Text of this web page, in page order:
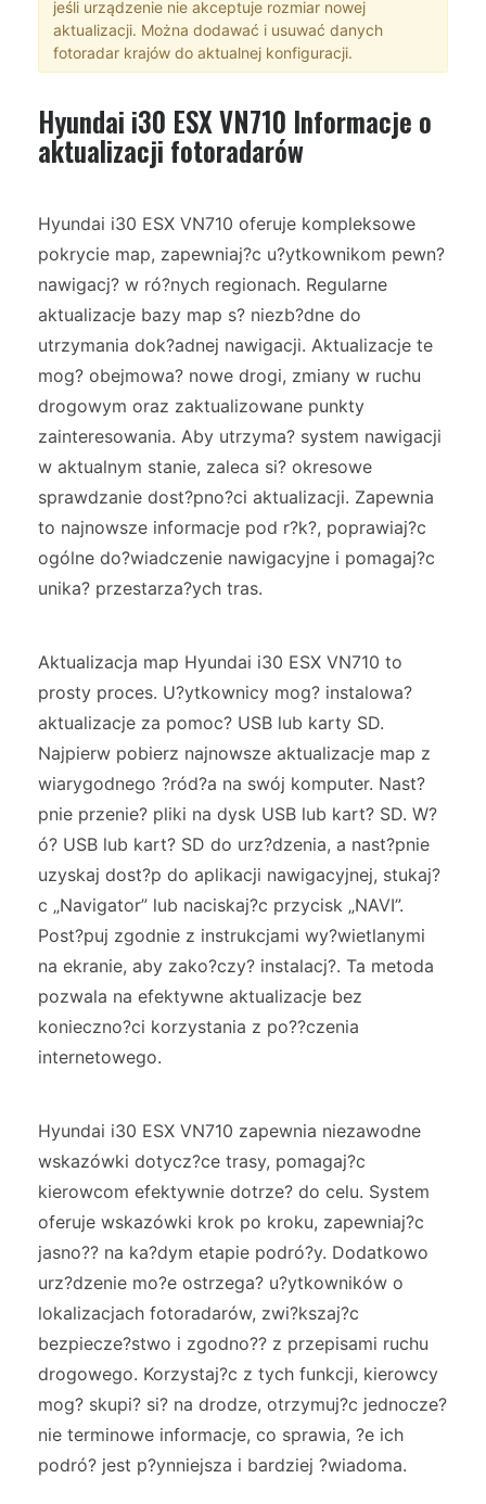
jeśli urządzenie nie akceptuje rozmiar nowej
aktualizacji. Można dodawać i usuwać danych
fotoradar krajów do aktualnej konfiguracji.
Hyundai i30 ESX VN710 Informacje o
aktualizacji fotoradarów
Hyundai i30 ESX VN710 oferuje kompleksowe
pokrycie map, zapewniaj?c u?ytkownikom pewn?
nawigacj? w ró?nych regionach. Regularne
aktualizacje bazy map s? niezb?dne do
utrzymania dok?adnej nawigacji. Aktualizacje te
mog? obejmowa? nowe drogi, zmiany w ruchu
drogowym oraz zaktualizowane punkty
zainteresowania. Aby utrzyma? system nawigacji
w aktualnym stanie, zaleca si? okresowe
sprawdzanie dost?pno?ci aktualizacji. Zapewnia
to najnowsze informacje pod r?k?, poprawiaj?c
ogólne do?wiadczenie nawigacyjne i pomagaj?c
unika? przestarza?ych tras.
Aktualizacja map Hyundai i30 ESX VN710 to
prosty proces. U?ytkownicy mog? instalowa?
aktualizacje za pomoc? USB lub karty SD.
Najpierw pobierz najnowsze aktualizacje map z
wiarygodnego ?ród?a na swój komputer. Nast?
pnie przenie? pliki na dysk USB lub kart? SD. W?
ó? USB lub kart? SD do urz?dzenia, a nast?pnie
uzyskaj dost?p do aplikacji nawigacyjnej, stukaj?
c „Navigator” lub naciskaj?c przycisk „NAVI”.
Post?puj zgodnie z instrukcjami wy?wietlanymi
na ekranie, aby zako?czy? instalacj?. Ta metoda
pozwala na efektywne aktualizacje bez
konieczno?ci korzystania z po??czenia
internetowego.
Hyundai i30 ESX VN710 zapewnia niezawodne
wskazówki dotycz?ce trasy, pomagaj?c
kierowcom efektywnie dotrze? do celu. System
oferuje wskazówki krok po kroku, zapewniaj?c
jasno?? na ka?dym etapie podró?y. Dodatkowo
urz?dzenie mo?e ostrzega? u?ytkowników o
lokalizacjach fotoradarów, zwi?kszaj?c
bezpiecze?stwo i zgodno?? z przepisami ruchu
drogowego. Korzystaj?c z tych funkcji, kierowcy
mog? skupi? si? na drodze, otrzymuj?c jednocze?
nie terminowe informacje, co sprawia, ?e ich
podró? jest p?ynniejsza i bardziej ?wiadoma.